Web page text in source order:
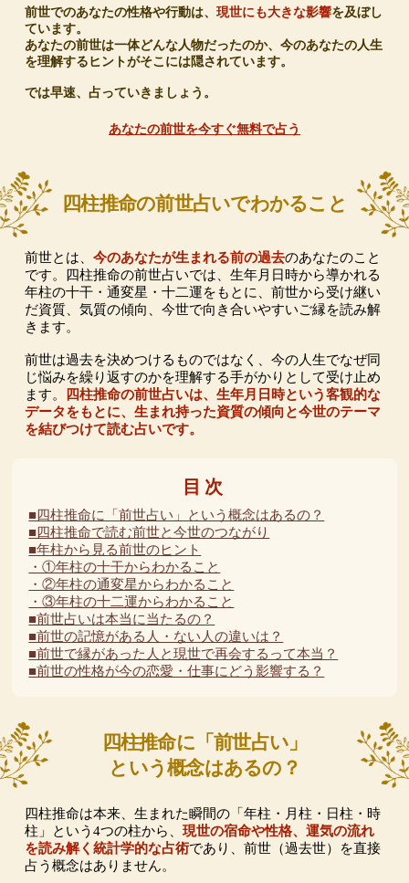
前世でのあなたの性格や行動は、 現世にも大きな影響を及ぼし
ています。
あなたの前世は一体どんな人物だったのか、今のあなたの人生
を理解するヒントがそこには隠されています。
では早速、占っていきましょう。
あなたの前世を今すぐ無料で占う
四柱推命の前世占いでわかること
前世とは、 今のあなたが生まれる前の過去のあなたのこと
です。四柱推命の前世占いでは、生年月日時から導かれる
年柱の十干・通変星・十二運をもとに、前世から受け継い
だ資質、気質の傾向、今世で向き合いやすいご縁を読み解
きます。
前世は過去を決めつけるものではなく、今の人生でなぜ同
じ悩みを繰り返すのかを理解する手がかりとして受け止め
ます。
四柱推命の前世占いは、生年月日時という客観的な
データをもとに、生まれ持った資質の傾向と今世のテーマ
を結びつけて読む占いです。
目次
■四柱推命に「前世占い」という概念はあるの？
■四柱推命で読む前世と今世のつながり
■年柱から見る前世のヒント
・①年柱の十干からわかること
・②年柱の通変星からわかること
・③年柱の十二運からわかること
■前世占いは本当に当たるの？
■前世の記憶がある人・ない人の違いは？
■前世で縁があった人と現世で再会するって本当？
■前世の性格が今の恋愛・仕事にどう影響する？
四柱推命に「前世占い」
という概念はあるの？
四柱推命は本来、生まれた瞬間の「年柱・月柱・日柱・時
柱」という4つの柱から、 現世の宿命や性格、運気の流れ
を読み解く統計学的な占術であり、前世（過去世）を直接
占う概念はありません。